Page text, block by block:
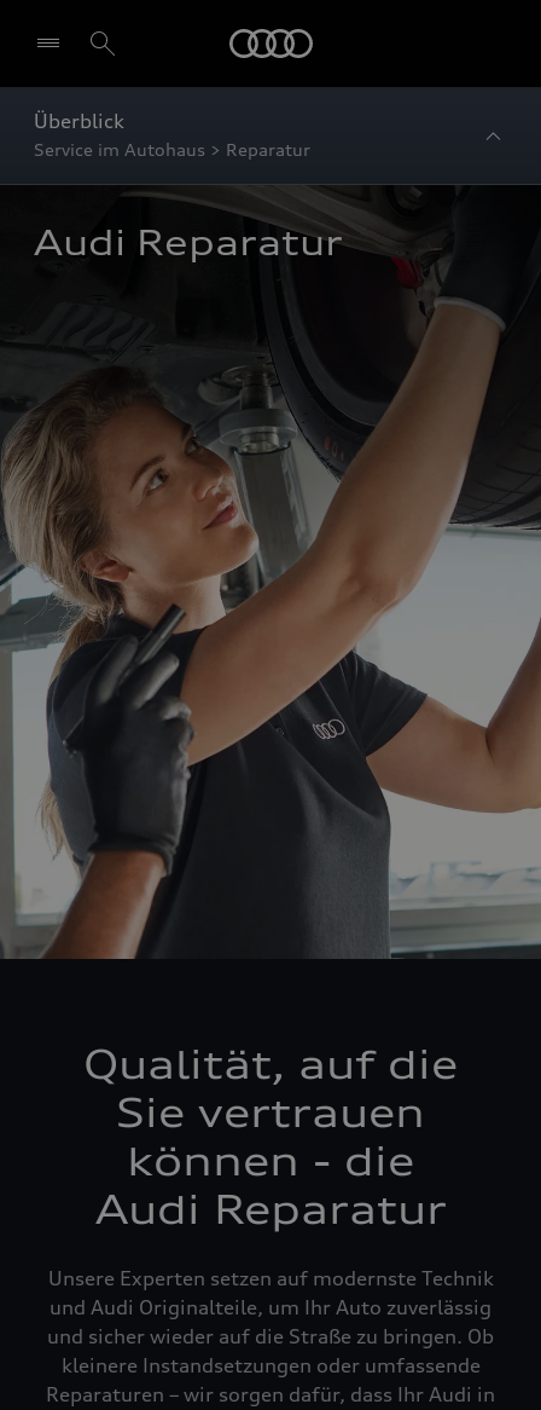
Überblick
Service im Autohaus > Reparatur
Audi Reparatur
Qualität, auf die
Sie vertrauen
können - die
Audi Reparatur
Unsere Experten setzen auf modernste Technik
und Audi Originalteile, um Ihr Auto zuverlässig
und sicher wieder auf die Straße zu bringen. Ob
kleinere Instandsetzungen oder umfassende
Reparaturen – wir sorgen dafür, dass Ihr Audi in